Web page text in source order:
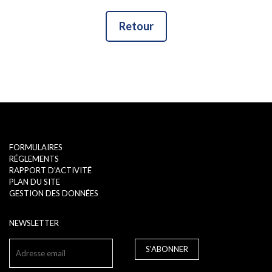
Retour
FORMULAIRES
RÉGLEMENTS
RAPPORT D'ACTIVITÉ
PLAN DU SITE
GESTION DES DONNÉES
NEWSLETTER
S'ABONNER